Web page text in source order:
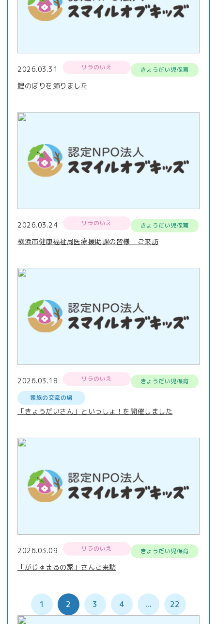
2026.03.31 リラのいえ きょうだい児保育
鯉のぼりを飾りました
2026.03.24 リラのいえ きょうだい児保育
横浜市健康福祉局医療援助課の皆様 ご来訪
2026.03.18 リラのいえ
きょうだい児保育
家族の交流の場
「きょうだいさん」といっしょ！を開催しました
2026.03.09 リラのいえ きょうだい児保育
「がじゅまるの家」さんご来訪
1 2 3 4 ... 22